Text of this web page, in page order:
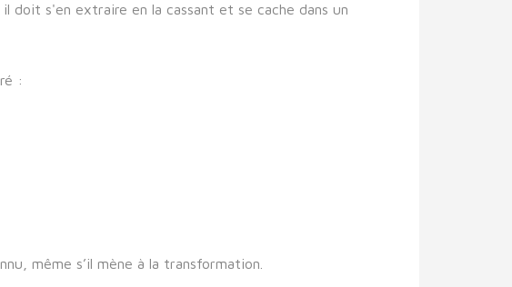
doit s'en extraire en la cassant et se cache dans un
:
même s’il mène à la transformation.